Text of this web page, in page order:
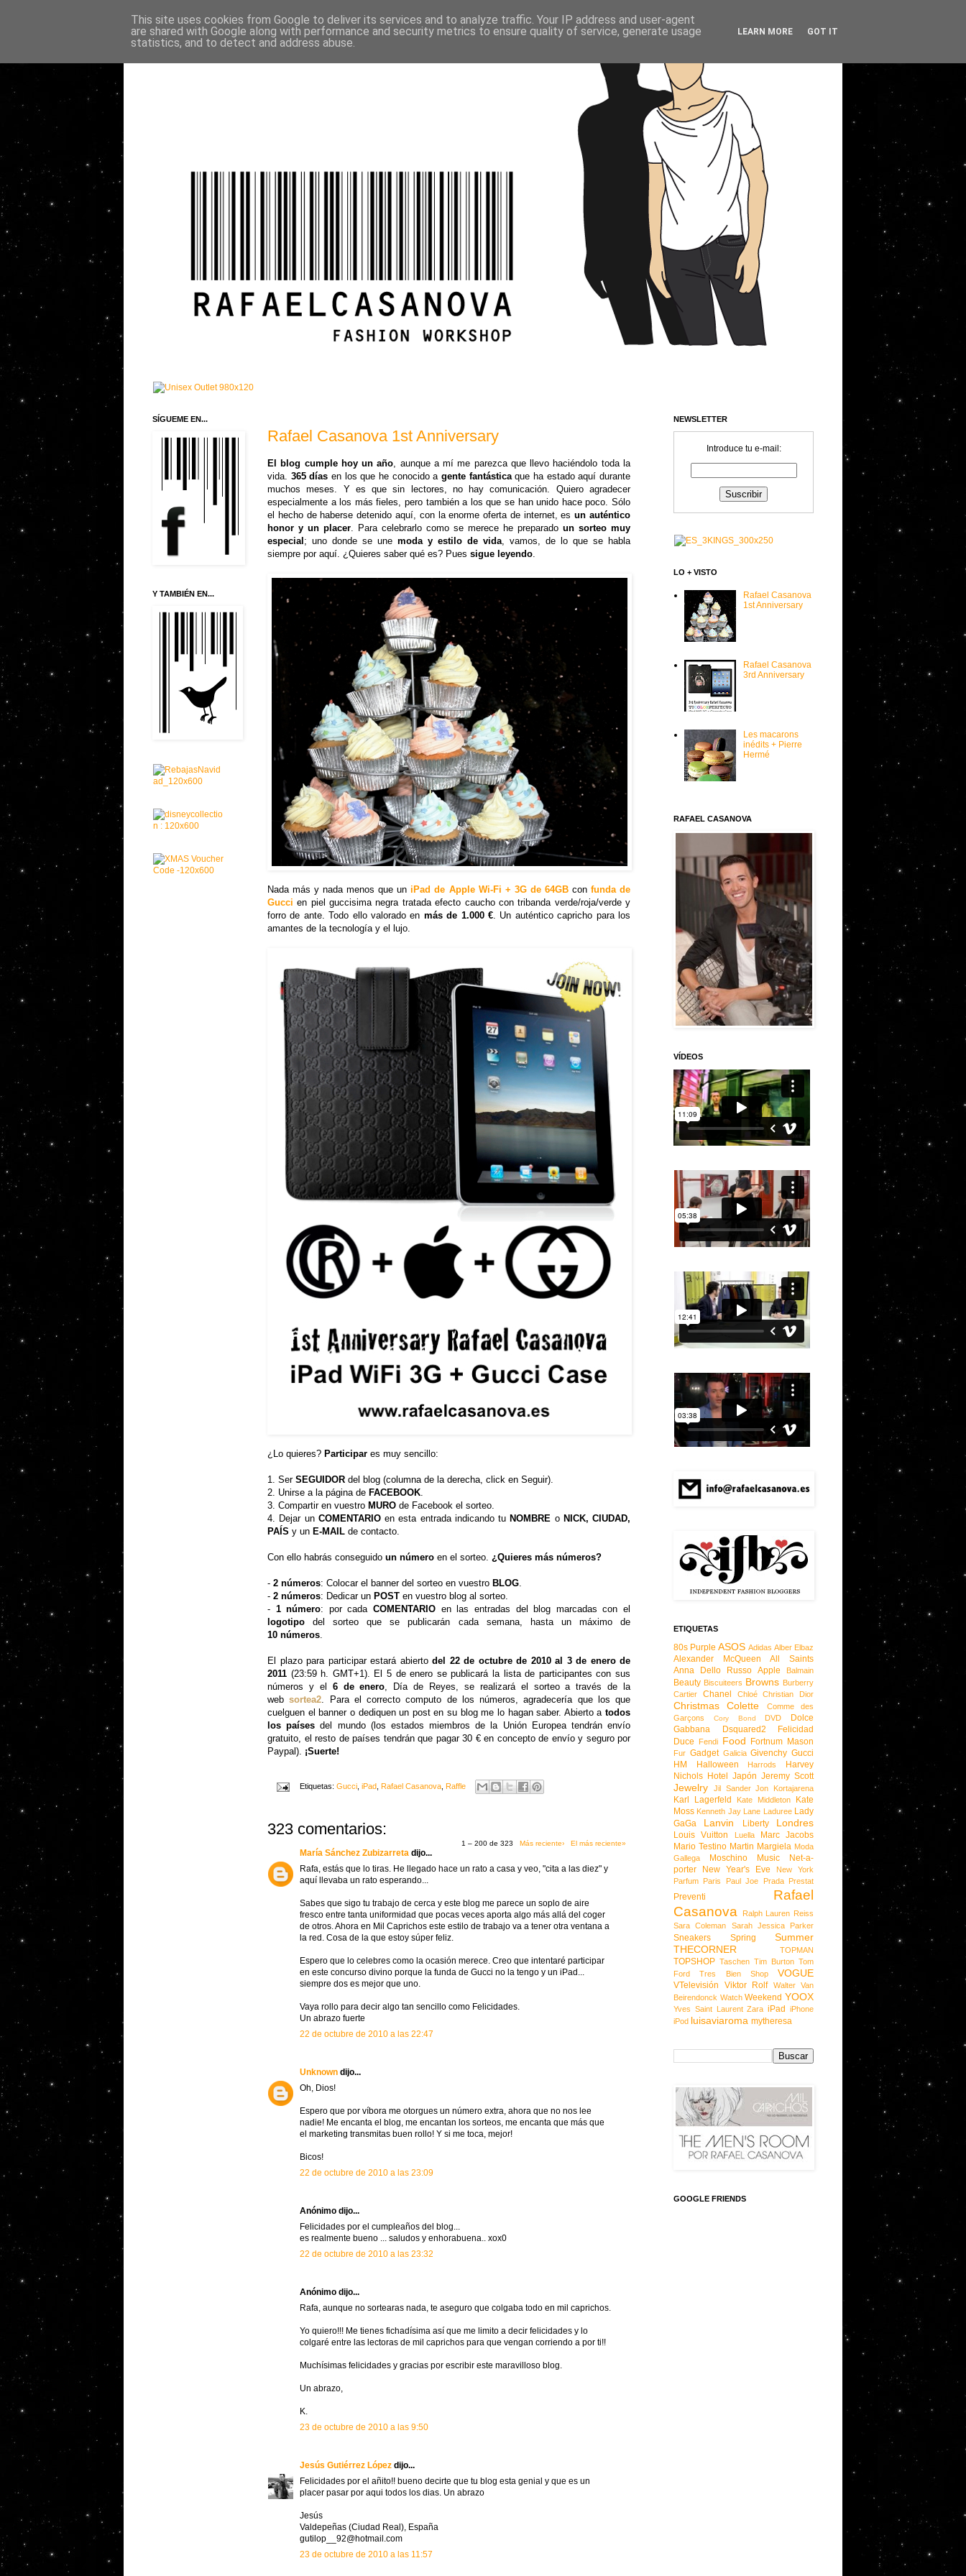
Rafael Casanova 1st Anniversary
El blog cumple hoy un año , aunque a mí me parezca que llevo haciéndolo toda la
vida. 365 días en los que he conocido agente fantásticaque ha estado aquí durante
muchos meses. Y es que sin lectores, no hay comunicación. Quiero agradecer
especialmente a los más fieles, pero también a los que se han unido hace poco. Sólo
el hecho de haberse detenido aquí, con la enorme oferta de internet, esun auténtico
honor y un placer . Para celebrarlo como se merece he preparado un sorteo muy
especial; uno donde se une moda y estilo de vida , vamos, de lo que se habla
siempre por aquí. ¿Quieres saber qué es? Pues sigue leyendo
Nada más y nada menos que uniPad de Apple Wi-Fi + 3G de 64GBcon funda de
Gucci en piel guccisima negra tratada efecto caucho con tribanda verde/roja/verde y
forro de ante. Todo ello valorado en más de 1.000 € . Un auténtico capricho para los
amantes de la tecnología y el lujo.
¿Lo quieres? Participar es muy sencillo:
1. Ser SEGUIDOR del blog (columna de la derecha, click en Seguir).
2. Unirse a la página de FACEBOOK.
3. Compartir en vuestro MURO de Facebook el sorteo.
4. Dejar un COMENTARIOen esta entrada indicando tu NOMBRE o NICK, CIUDAD,
PAÍS y un E-MAIL de contacto.
Con ello habrás conseguido un número en el sorteo. ¿Quieres más números?
- 2 números: Colocar el banner del sorteo en vuestro BLOG.
- 2 números: Dedicar un POST en vuestro blog al sorteo.
- 1 número: por cadaCOMENTARIO en las entradas del blog marcadas con el
logotipo del sorteo que se publicarán cada semana, hasta un máximo de
10 números.
El plazo para participar estará abierto del 22 de octubre de 2010 al 3 de enero de
2011 (23:59 h. GMT+1). El 5 de enero se publicará la lista de participantes con sus
números y el 6 de enero, Día de Reyes, se realizará el sorteo a través de la
websortea2. Para el correcto computo de los números, agradecería que los que
cuelguen el banner o dediquen un post en su blog me lo hagan saber. Abierto a todos
los países del mundo (los estados miembros de la Unión Europea tendrán envío
gratuito, el resto de países tendrán que pagar 30 € en concepto de envío y seguro por
Paypal). ¡Suerte!
Etiquetas:Gucci ,iPad ,Rafael Casanova ,Raffle
323 comentarios:
1 – 200 de 323 Más reciente› El más reciente»
María Sánchez Zubizarreta dijo...
Rafa, estás que lo tiras. He llegado hace un rato a casa y veo, "cita a las diez" y
aquí llevaba un rato esperando...
Sabes que sigo tu trabajo de cerca y este blog me parece un soplo de aire
fresco entre tanta uniformidad que pocas veces aporta algo más allá del coger
de otros. Ahora en Mil Caprichos este estilo de trabajo va a tener otra ventana a
la red. Cosa de la que estoy súper feliz.
Espero que lo celebres como la ocasión merece. Creo que intentaré participar
en este concurso divino porque la funda de Gucci no la tengo y un iPad...
siempre dos es mejor que uno.
Vaya rollo para decir algo tan sencillo como Felicidades.
Un abrazo fuerte
22 de octubre de 2010 a las 22:47
Unknown dijo...
Oh, Dios!
Espero que por víbora me otorgues un número extra, ahora que no nos lee
nadie! Me encanta el blog, me encantan los sorteos, me encanta que más que
el marketing transmitas buen rollo! Y si me toca, mejor!
Bicos!
22 de octubre de 2010 a las 23:09
Anónimo dijo...
Felicidades por el cumpleaños del blog...
es realmente bueno ... saludos y enhorabuena.. xox0
22 de octubre de 2010 a las 23:32
Anónimo dijo...
Rafa, aunque no sortearas nada, te aseguro que colgaba todo en mil caprichos.
Yo quiero!!! Me tienes fichadísima así que me limito a decir felicidades y lo
colgaré entre las lectoras de mil caprichos para que vengan corriendo a por ti!!
Muchísimas felicidades y gracias por escribir este maravilloso blog.
Un abrazo,
K.
23 de octubre de 2010 a las 9:50
Jesús Gutiérrez López dijo...
Felicidades por el añito!! bueno decirte que tu blog esta genial y que es un
placer pasar por aqui todos los dias. Un abrazo
Jesús
Valdepeñas (Ciudad Real), España
gutilop__92@hotmail.com
23 de octubre de 2010 a las 11:57
SÍGUEME EN...
Y TAMBIÉN EN...
NEWSLETTER
Introduce tu e-mail:
LO + VISTO
Rafael Casanova
1st Anniversary
Rafael Casanova
3rd Anniversary
Les macarons
inédits + Pierre
Hermé
RAFAEL CASANOVA
VÍDEOS
ETIQUETAS
80s Purple ASOS Adidas Alber Elbaz
Alexander McQueen
All Saints
Anna Dello Russo Apple Balmain
Beauty Biscuiteers Browns Burberry
Cartier
Chanel Chloé Christian Dior
Christmas Colette
Comme des
Garçons
Cory Bond DVD
Dolce
Gabbana
Dsquared2
Felicidad
Duce
Fendi Food Fortnum Mason
Fur Gadget Galicia Givenchy Gucci
HM
Halloween Harrods
Harvey
Nichols Hotel Japón Jeremy Scott
Jewelry Jil Sander Jon Kortajarena
Karl Lagerfeld Kate Middleton
Kate
Moss Kenneth Jay Lane Laduree Lady
GaGa
Lanvin Liberty Londres
Louis Vuitton Luella
Marc Jacobs
Mario Testino Martin Margiela Moda
Gallega
Moschino Music
Net-a-
porter
New Year's Eve
New York
Parfum
Paris Paul Joe Prada Prestat
Preventi
Rafael
Casanova
Ralph Lauren Reiss
Sara Coleman
Sarah Jessica Parker
Sneakers Spring
Summer
THECORNER
TOPMAN
TOPSHOP Taschen Tim Burton Tom
Ford
Tres Bien Shop VOGUE
VTelevisión Viktor Rolf
Walter Van
Beirendonck Watch Weekend YOOX
Yves Saint Laurent Zara iPad
iPhone
iPod luisaviaroma mytheresa
GOOGLE FRIENDS
This site uses cookies from Google to deliver its services and to analyze traffic. Your IP address and user-agent
are shared with Google along with performance and security metrics to ensure quality of service, generate usage
statistics, and to detect and address abuse.
LEARN MORE GOT IT